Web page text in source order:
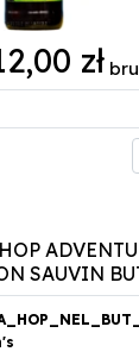
zł
SAUVIN